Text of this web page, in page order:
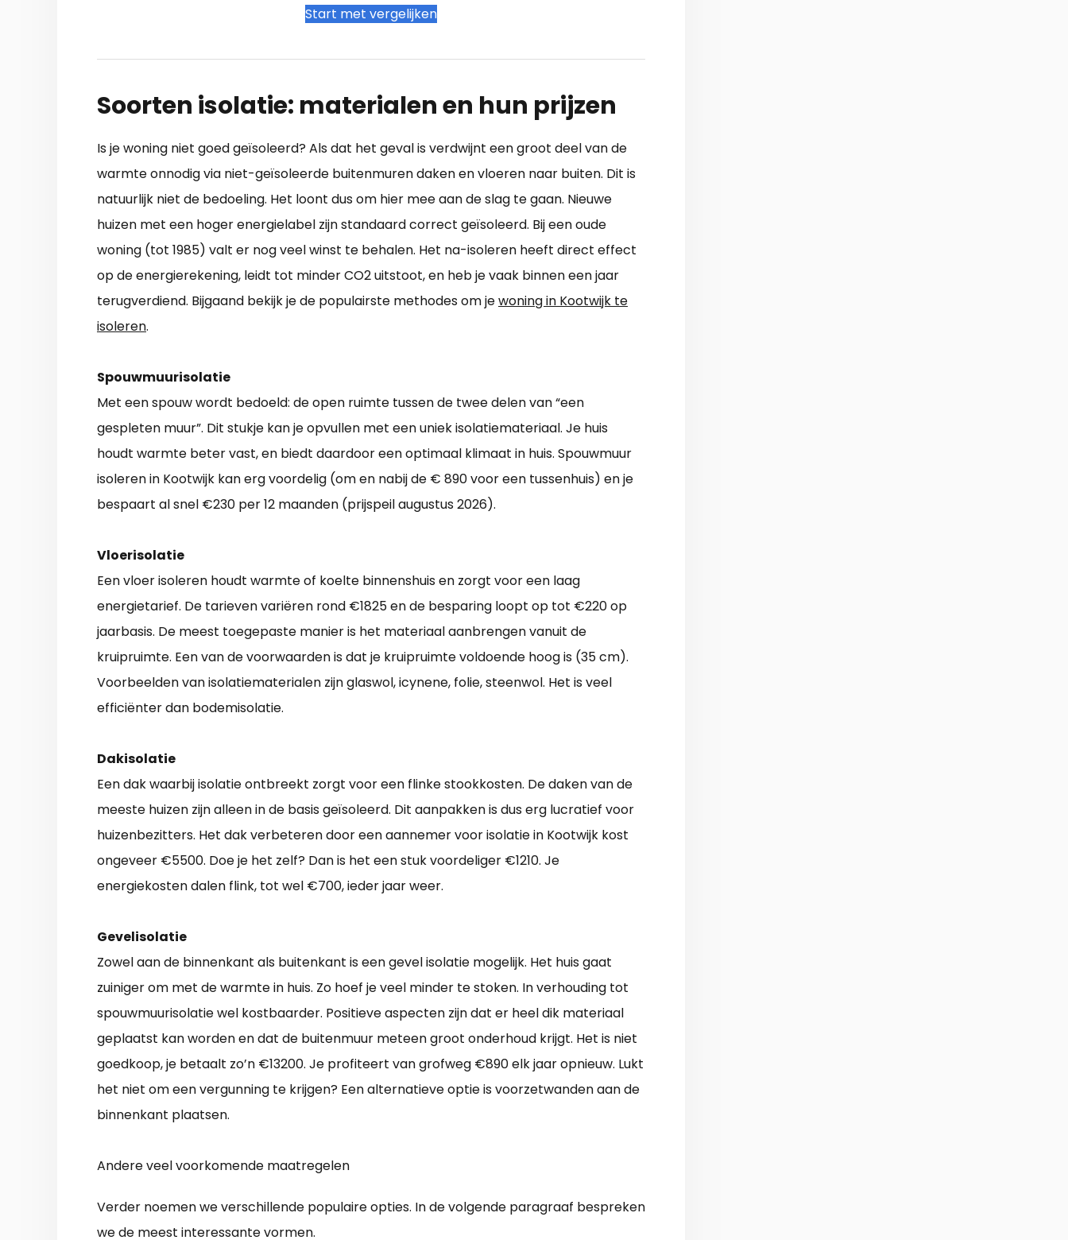
Start met vergelijken
Soorten isolatie: materialen en hun prijzen
Is je woning niet goed geïsoleerd? Als dat het geval is verdwijnt een groot deel van de
warmte onnodig via niet-geïsoleerde buitenmuren daken en vloeren naar buiten. Dit is
natuurlijk niet de bedoeling. Het loont dus om hier mee aan de slag te gaan. Nieuwe
huizen met een hoger energielabel zijn standaard correct geïsoleerd. Bij een oude
woning (tot 1985) valt er nog veel winst te behalen. Het na-isoleren heeft direct effect
op de energierekening, leidt tot minder CO2 uitstoot, en heb je vaak binnen een jaar
terugverdiend. Bijgaand bekijk je de populairste methodes om jewoning in Kootwijk te
isoleren.
Spouwmuurisolatie
Met een spouw wordt bedoeld: de open ruimte tussen de twee delen van “een
gespleten muur”. Dit stukje kan je opvullen met een uniek isolatiemateriaal. Je huis
houdt warmte beter vast, en biedt daardoor een optimaal klimaat in huis. Spouwmuur
isoleren in Kootwijk kan erg voordelig (om en nabij de € 890 voor een tussenhuis) en je
bespaart al snel €230 per 12 maanden (prijspeil augustus 2026).
Vloerisolatie
Een vloer isoleren houdt warmte of koelte binnenshuis en zorgt voor een laag
energietarief. De tarieven variëren rond €1825 en de besparing loopt op tot €220 op
jaarbasis. De meest toegepaste manier is het materiaal aanbrengen vanuit de
kruipruimte. Een van de voorwaarden is dat je kruipruimte voldoende hoog is (35 cm).
Voorbeelden van isolatiematerialen zijn glaswol, icynene, folie, steenwol. Het is veel
efficiënter dan bodemisolatie.
Dakisolatie
Een dak waarbij isolatie ontbreekt zorgt voor een flinke stookkosten. De daken van de
meeste huizen zijn alleen in de basis geïsoleerd. Dit aanpakken is dus erg lucratief voor
huizenbezitters. Het dak verbeteren door een aannemer voor isolatie in Kootwijk kost
ongeveer €5500. Doe je het zelf? Dan is het een stuk voordeliger €1210. Je
energiekosten dalen flink, tot wel €700, ieder jaar weer.
Gevelisolatie
Zowel aan de binnenkant als buitenkant is een gevel isolatie mogelijk. Het huis gaat
zuiniger om met de warmte in huis. Zo hoef je veel minder te stoken. In verhouding tot
spouwmuurisolatie wel kostbaarder. Positieve aspecten zijn dat er heel dik materiaal
geplaatst kan worden en dat de buitenmuur meteen groot onderhoud krijgt. Het is niet
goedkoop, je betaalt zo’n €13200. Je profiteert van grofweg €890 elk jaar opnieuw. Lukt
het niet om een vergunning te krijgen? Een alternatieve optie is voorzetwanden aan de
binnenkant plaatsen.
Andere veel voorkomende maatregelen
Verder noemen we verschillende populaire opties. In de volgende paragraaf bespreken
we de meest interessante vormen.